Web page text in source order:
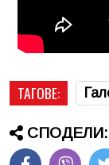
ТАГОВЕ:
СПОДЕЛИ: